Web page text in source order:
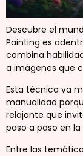
Descubre el
Painting es
combina
a imágenes que
Esta técnica va
manualidad
relajante que
paso a paso en
Entre las